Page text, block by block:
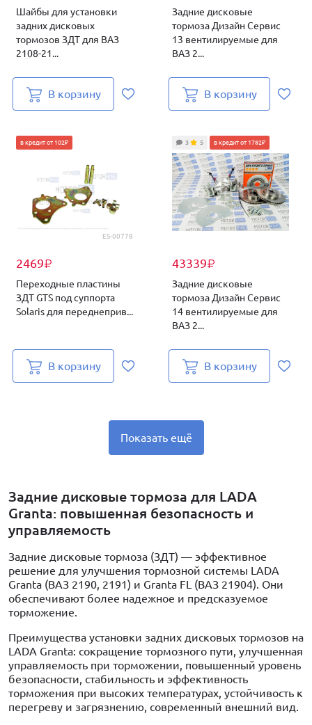
Шайбы для установки
задних дисковых
тормозов ЗДТ для ВАЗ
2108-21...
В корзину
Задние дисковые
тормоза Дизайн Сервис
13 вентилируемые для
ВАЗ 2...
В корзину
ES-00778
2469₽
в кредит от 102₽
Переходные пластины
ЗДТ GTS под суппорта
Solaris для переднеприв...
В корзину
43339₽
3 5 в кредит от 1782₽
Задние дисковые
тормоза Дизайн Сервис
14 вентилируемые для
ВАЗ 2...
В корзину
Показать ещё
Задние дисковые тормоза для LADA
Granta: повышенная безопасность и
управляемость
Задние дисковые тормоза (ЗДТ) — эффективное
решение для улучшения тормозной системы LADA
Granta (ВАЗ 2190, 2191) и Granta FL (ВАЗ 21904). Они
обеспечивают более надежное и предсказуемое
торможение.
Преимущества установки задних дисковых тормозов на
LADA Granta: сокращение тормозного пути, улучшенная
управляемость при торможении, повышенный уровень
безопасности, стабильность и эффективность
торможения при высоких температурах, устойчивость к
перегреву и загрязнению, современный внешний вид.